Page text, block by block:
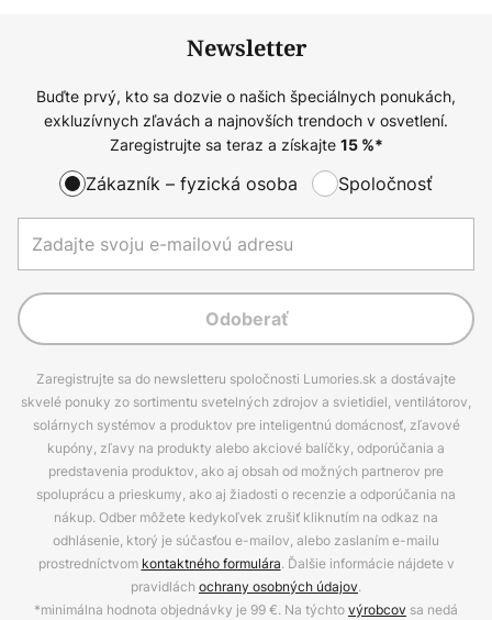
Newsletter
Buďte prvý, kto sa dozvie o našich špeciálnych ponukách,
exkluzívnych zľavách a najnovších trendoch v osvetlení.
Zaregistrujte sa teraz a získajte 15%*
Zákazník – fyzická osoba Spoločnosť
Odoberať
Zaregistrujte sa do newsletteru spoločnosti Lumories.sk a dostávajte
skvelé ponuky zo sortimentu svetelných zdrojov a svietidiel, ventilátorov,
solárnych systémov a produktov pre inteligentnú domácnosť, zľavové
kupóny, zľavy na produkty alebo akciové balíčky, odporúčania a
predstavenia produktov, ako aj obsah od možných partnerov pre
spoluprácu a prieskumy, ako aj žiadosti o recenzie a odporúčania na
nákup. Odber môžete kedykoľvek zrušiť kliknutím na odkaz na
odhlásenie, ktorý je súčasťou e-mailov, alebo zaslaním e-mailu
prostredníctvom kontaktného formulára. Ďalšie informácie nájdete v
pravidlách ochrany osobných údajov.
*minimálna hodnota objednávky je 99 €. Na týchtovýrobcov sa nedá